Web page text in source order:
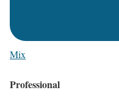
Mix
Professional